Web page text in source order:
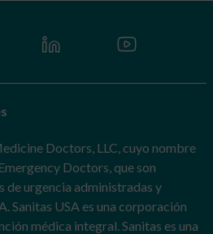
Doctors, LLC, cuyo nombre
Doctors, que son
de urgencia administradas y
Sanitas USA es una corporación
médica integral. Sanitas es una